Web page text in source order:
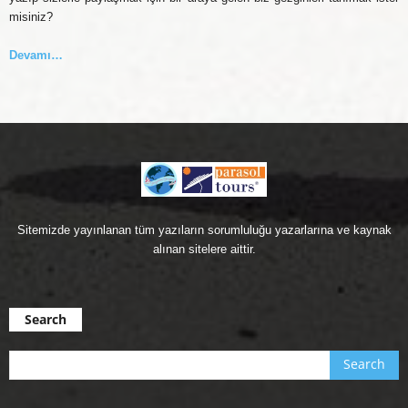
misiniz?
Devamı…
Sitemizde yayınlanan tüm yazıların sorumluluğu yazarlarına ve kaynak
alınan sitelere aittir.
Search